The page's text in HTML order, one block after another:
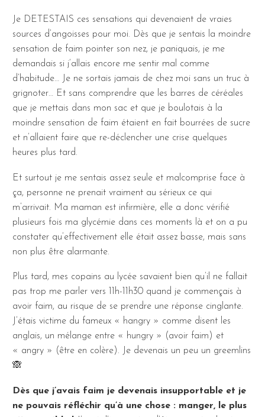
Je DETESTAIS ces sensations qui devenaient de vraies
sources d’angoisses pour moi. Dès que je sentais la moindre
sensation de faim pointer son nez, je paniquais, je me
demandais si j’allais encore me sentir mal comme
d’habitude… Je ne sortais jamais de chez moi sans un truc à
grignoter… Et sans comprendre que les barres de céréales
que je mettais dans mon sac et que je boulotais à la
moindre sensation de faim étaient en fait bourrées de sucre
et n’allaient faire que re-déclencher une crise quelques
heures plus tard.
Et surtout je me sentais assez seule et malcomprise face à
ça, personne ne prenait vraiment au sérieux ce qui
m’arrivait. Ma maman est infirmière, elle a donc vérifié
plusieurs fois ma glycémie dans ces moments là et on a pu
constater qu’effectivement elle était assez basse, mais sans
non plus être alarmante.
Plus tard, mes copains au lycée savaient bien qu’il ne fallait
pas trop me parler vers 11h-11h30 quand je commençais à
avoir faim, au risque de se prendre une réponse cinglante.
J’étais victime du fameux « hangry » comme disent les
anglais, un mélange entre « hungry » (avoir faim) et
« angry » (être en colère). Je devenais un peu un greemlins
🙈
Dès que j’avais faim je devenais insupportable et je
ne pouvais réfléchir qu’à une chose : manger, le plus